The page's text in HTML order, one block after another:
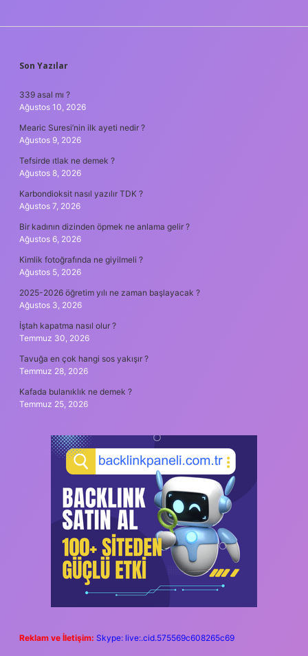
SIDEBAR
Son Yazılar
339 asal mı ?
Ağustos 10, 2026
Mearic Suresi’nin ilk ayeti nedir ?
Ağustos 9, 2026
Tefsirde ıtlak ne demek ?
Ağustos 8, 2026
Karbondioksit nasıl yazılır TDK ?
Ağustos 7, 2026
Bir kadının dizinden öpmek ne anlama gelir ?
Ağustos 6, 2026
Kimlik fotoğrafında ne giyilmeli ?
Ağustos 5, 2026
2025-2026 öğretim yılı ne zaman başlayacak ?
Ağustos 3, 2026
İştah kapatma nasıl olur ?
Temmuz 30, 2026
Tavuğa en çok hangi sos yakışır ?
Temmuz 28, 2026
Kafada bulanıklık ne demek ?
Temmuz 25, 2026
Reklam ve İletişim: Skype: live:.cid.575569c608265c69